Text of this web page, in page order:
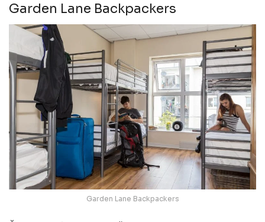
Garden Lane Backpackers
Garden Lane Backpackers